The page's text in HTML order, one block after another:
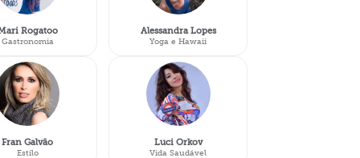
Rogatoo
Gastronomia
Fran Galvão
Estilo
Alessandra Lopes
Yoga e Hawaii
Luci Orkov
Vida Saudável